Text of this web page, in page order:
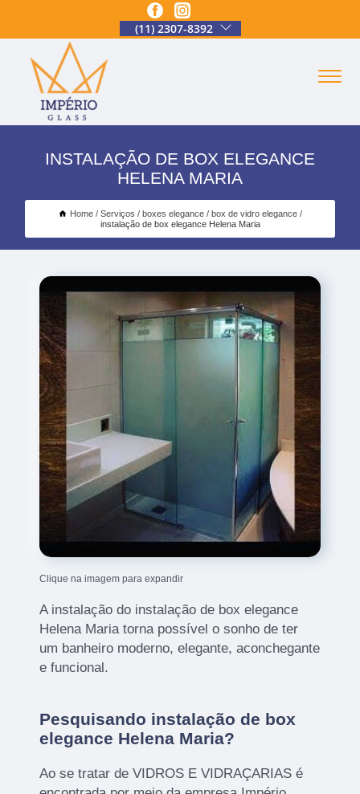
(11) 2307-8392
INSTALAÇÃO DE BOX ELEGANCE
HELENA MARIA
Home Serviços boxes elegance
box de vidro elegance
instalação de box elegance Helena Maria
Clique na imagem para expandir
A instalação do instalação de box elegance
Helena Maria torna possível o sonho de ter
um banheiro moderno, elegante, aconchegante
e funcional.
Pesquisando instalação de box
elegance Helena Maria?
Ao se tratar de VIDROS E VIDRAÇARIAS é